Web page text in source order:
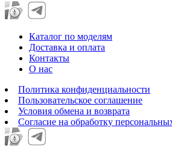
Каталог по моделям
Доставка и оплата
Контакты
О нас
Политика конфиденциальности
Пользовательское соглашение
Условия обмена и возврата
Согласие на обработку